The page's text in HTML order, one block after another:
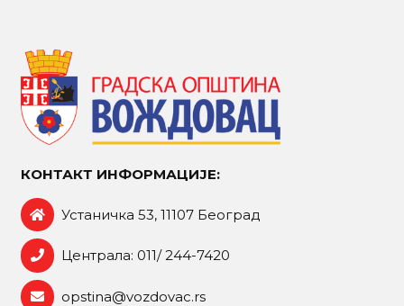
КОНТАКТ ИНФОРМАЦИЈЕ:
Устаничка 53, 11107 Београд
Централа: 011/ 244-7420
opstina@vozdovac.rs